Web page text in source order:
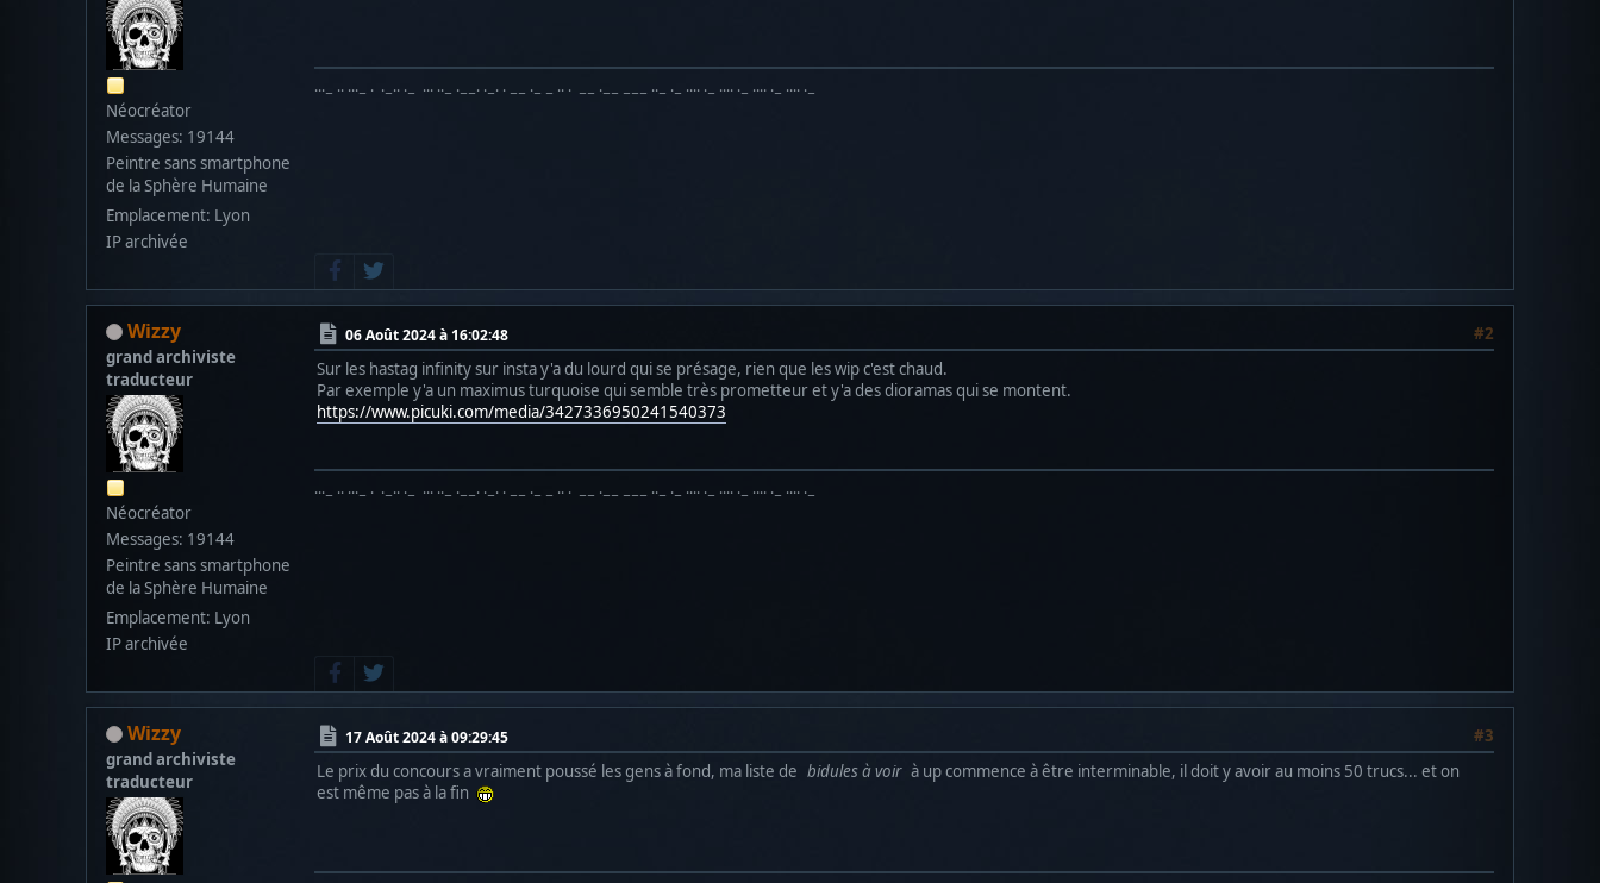
Néocréator
Messages: 19144
Peintre sans smartphone
de la Sphère Humaine
Emplacement: Lyon
IP archivée
···− ·· ···− · ·−·· ·− ··· ··− ·−−· ·−· · −− ·− − ·· · −− ·−− −−− ··− ·− ···· ·− ···· ·− ···· ·− ···· ·−
Wizzy
grand archiviste
traducteur
Néocréator
Messages: 19144
Peintre sans smartphone
de la Sphère Humaine
Emplacement: Lyon
IP archivée
06 Août 2024 à 16:02:48
#2
Sur les hastag infinity sur insta y'a du lourd qui se présage, rien que les wip c'est chaud.
Par exemple y'a un maximus turquoise qui semble très prometteur et y'a des dioramas qui se montent.
https://www.picuki.com/media/3427336950241540373
···− ·· ···− · ·−·· ·− ··· ··− ·−−· ·−· · −− ·− − ·· · −− ·−− −−− ··− ·− ···· ·− ···· ·− ···· ·− ···· ·−
Wizzy
grand archiviste
traducteur
17 Août 2024 à 09:29:45
#3
Le prix du concours a vraiment poussé les gens à fond, ma liste de bidules à voir à up commence à être interminable, il doit y avoir au moins 50 trucs... et on
est même pas à la fin